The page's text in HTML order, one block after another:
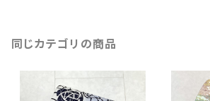
同じカテゴリの商品